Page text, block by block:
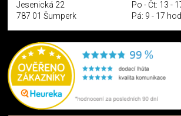
Jesenická 22
787 01 Šumperk
Po - Čt: 13 -
Pá: 9 - 17 hod.